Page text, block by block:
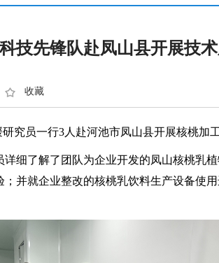
技先锋队赴凤山县开展技
收藏
究员一行3人赴河池市凤山县开展核桃加
细了解了团队为企业开发的凤山核桃乳
并就企业整改的核桃乳饮料生产设备使